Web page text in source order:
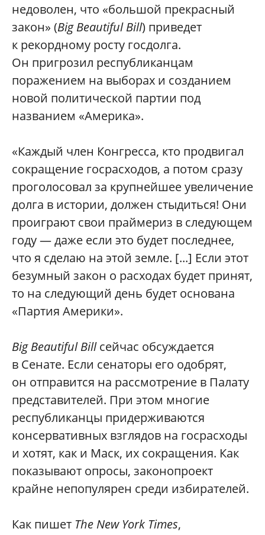
недоволен, что «большой прекрасный
закон» (Big Beautiful Bill) приведет
к рекордному росту госдолга.
Он пригрозил республиканцам
поражением на выборах и созданием
новой политической партии под
названием «Америка».
«Каждый член Конгресса, кто продвигал
сокращение госрасходов, а потом сразу
проголосовал за крупнейшее увеличение
долга в истории, должен стыдиться! Они
проиграют свои праймериз в следующем
году — даже если это будет последнее,
что я сделаю на этой земле. [...] Если этот
безумный закон о расходах будет принят,
то на следующий день будет основана
«Партия Америки».
Big Beautiful Billсейчас обсуждается
в Сенате. Если сенаторы его одобрят,
он отправится на рассмотрение в Палату
представителей. При этом многие
республиканцы придерживаются
консервативных взглядов на госрасходы
и хотят, как и Маск, их сокращения. Как
показывают опросы, законопроект
крайне непопулярен среди избирателей.
Как пишет The New York Times,